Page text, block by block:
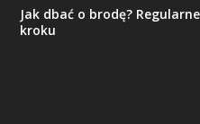
Jak dbać o brodę?
kroku